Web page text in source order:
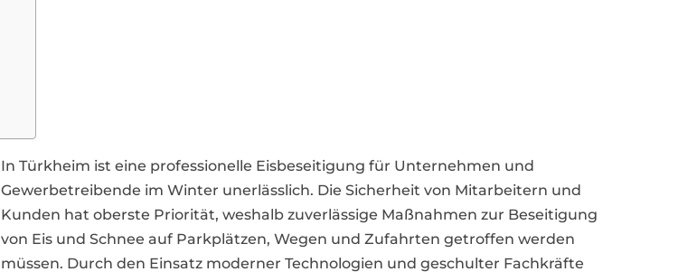
In Türkheim ist eine professionelle Eisbeseitigung für Unternehmen und
Gewerbetreibende im Winter unerlässlich. Die Sicherheit von Mitarbeitern und
Kunden hat oberste Priorität, weshalb zuverlässige Maßnahmen zur Beseitigung
von Eis und Schnee auf Parkplätzen, Wegen und Zufahrten getroffen werden
müssen. Durch den Einsatz moderner Technologien und geschulter Fachkräfte